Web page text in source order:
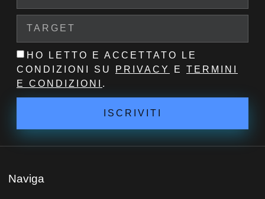
HO LETTO E ACCETTATO LE
CONDIZIONI SU
PRIVACY E TERMINI
E CONDIZIONI .
ISCRIVITI
Naviga